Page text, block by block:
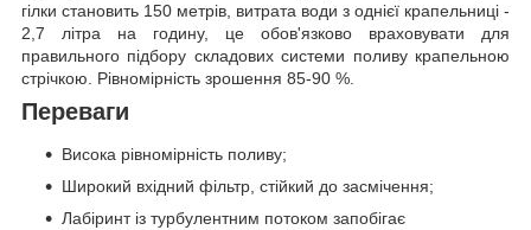
гілки становить 150 метрів, витрата води з однієї крапельниці -
2,7 літра на годину, це обов'язково враховувати для
правильного підбору складових системи поливу крапельною
стрічкою. Рівномірність зрошення 85-90 %.
Переваги
Висока рівномірність поливу;
Широкий вхідний фільтр, стійкий до засмічення;
Лабіринт із турбулентним потоком запобігає